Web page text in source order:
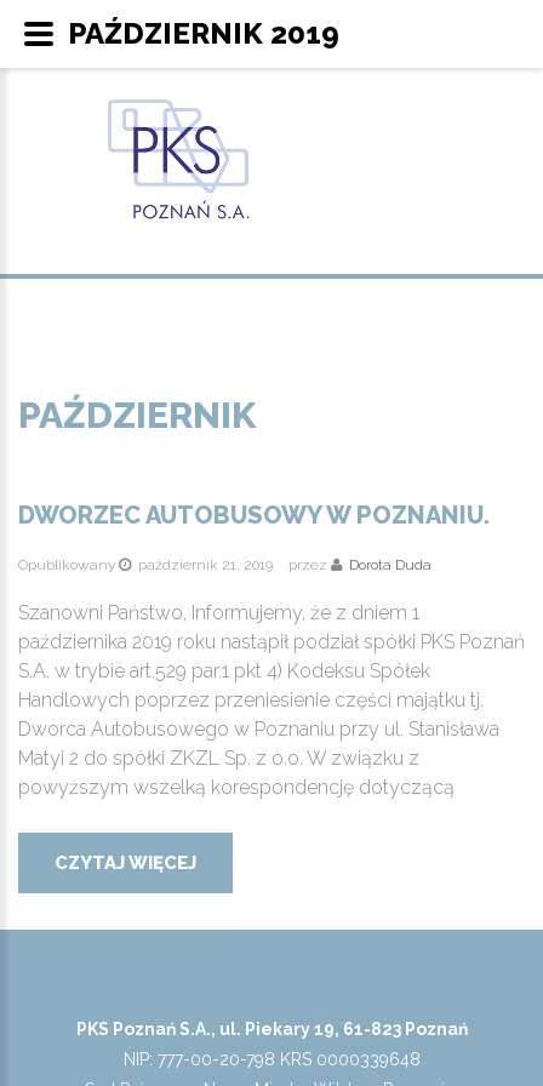
PAŹDZIERNIK
DWORZEC AUTOBUSOWY W POZNANIU.
Opublikowany październik 21, 2019 przez Dorota Duda
Szanowni Państwo, Informujemy, że z dniem 1
października 2019 roku nastąpił podział spółki PKS Poznań
S.A. w trybie art.529 par.1 pkt 4) Kodeksu Spółek
Handlowych poprzez przeniesienie części majątku tj.
Dworca Autobusowego w Poznaniu przy ul. Stanisława
Matyi 2 do spółki ZKZL Sp. z o.o. W związku z
powyższym wszelką korespondencję dotyczącą
CZYTAJ WIĘCEJ
PKS Poznań S.A., ul. Piekary 19, 61-823 Poznań
NIP: 777-00-20-798 KRS 0000339648
PAŹDZIERNIK 2019